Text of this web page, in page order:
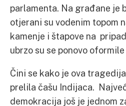
parlamenta. Na građane je
otjerani su vodenim topom
kamenje i štapove na
ubrzo su se ponovo
Čini se kako je ova
prelila čašu Indijaca.
demokracija još je jednom